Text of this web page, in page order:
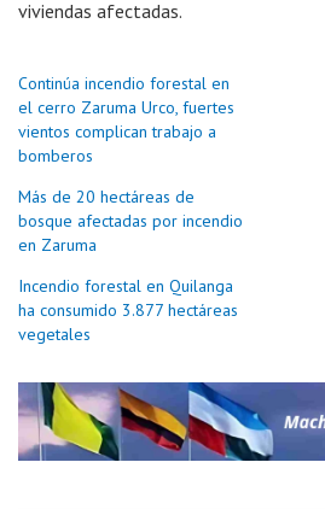
viviendas afectadas.
Continúa incendio forestal en
el cerro Zaruma Urco, fuertes
vientos complican trabajo a
bomberos
Más de 20 hectáreas de
bosque afectadas por incendio
en Zaruma
Incendio forestal en Quilanga
ha consumido 3.877 hectáreas
vegetales